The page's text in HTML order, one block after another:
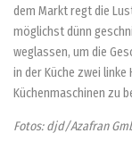
dem Markt regt die
möglichst dünn
weglassen, um die
in der Küche zwei
Küchenmaschinen zu
Fotos: djd/Azafran